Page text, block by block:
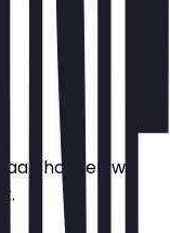
houden we